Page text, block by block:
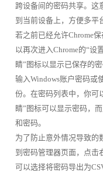
跨设备间的密码共享。这
到当前设备上，方便多平
若之前已经允许Chrome
以再次进入Chrome的“设
睛”图标以显示已保存的
输入Windows账户密码或
份。在密码列表中，你可
睛”图标可以显示密码，
和密码。
为了防止意外情况导致的
到密码管理器页面，点击
可以选择将密码导出为